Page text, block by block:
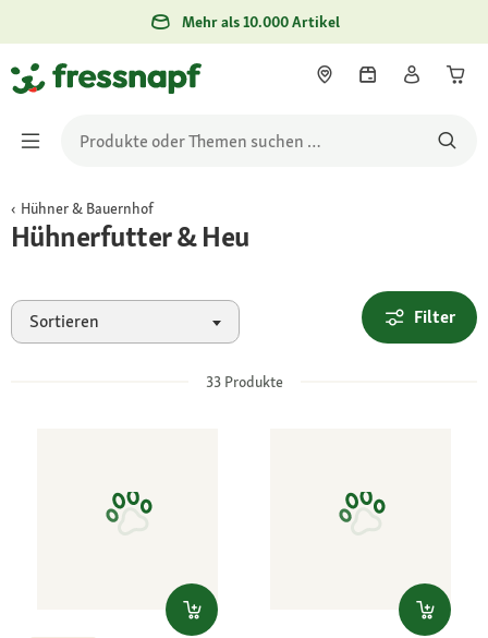
Mehr als 10.000 Artikel
Hühner & Bauernhof
Hühnerfutter & Heu
Sortieren Filter
33Produkte